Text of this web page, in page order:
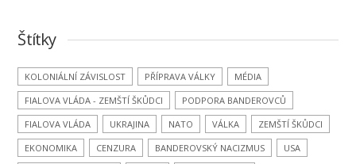
Štítky
KOLONIÁLNÍ ZÁVISLOST PŘÍPRAVA VÁLKY
MÉDIA
FIALOVA VLÁDA - ZEMŠTÍ ŠKŮDCI
PODPORA BANDEROVCŮ
FIALOVA VLÁDA
UKRAJINA NATO VÁLKA
ZEMŠTÍ ŠKŮDCI
EKONOMIKA
CENZURA BANDEROVSKÝ NACIZMUS
USA